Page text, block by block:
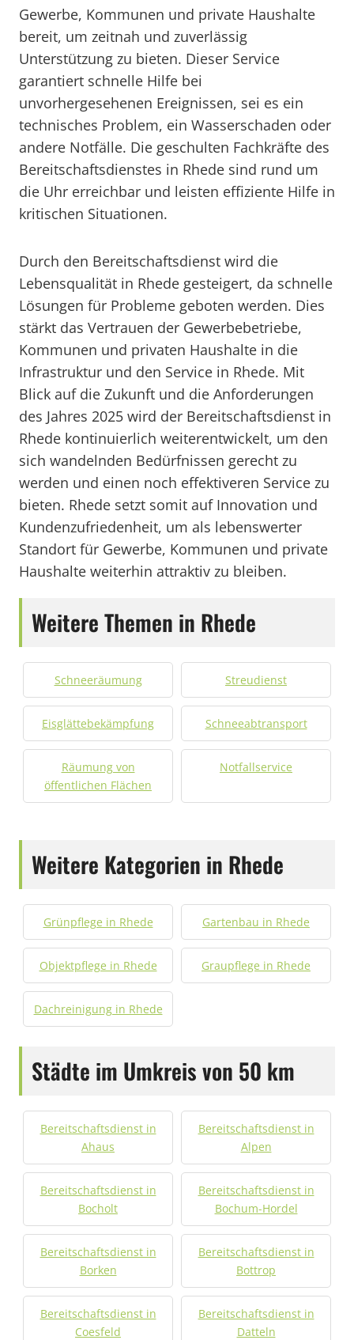
Gewerbe, Kommunen und private Haushalte
bereit, um zeitnah und zuverlässig
Unterstützung zu bieten. Dieser Service
garantiert schnelle Hilfe bei
unvorhergesehenen Ereignissen, sei es ein
technisches Problem, ein Wasserschaden oder
andere Notfälle. Die geschulten Fachkräfte des
Bereitschaftsdienstes in Rhede sind rund um
die Uhr erreichbar und leisten effiziente Hilfe in
kritischen Situationen.
Durch den Bereitschaftsdienst wird die
Lebensqualität in Rhede gesteigert, da schnelle
Lösungen für Probleme geboten werden. Dies
stärkt das Vertrauen der Gewerbebetriebe,
Kommunen und privaten Haushalte in die
Infrastruktur und den Service in Rhede. Mit
Blick auf die Zukunft und die Anforderungen
des Jahres 2025 wird der Bereitschaftsdienst in
Rhede kontinuierlich weiterentwickelt, um den
sich wandelnden Bedürfnissen gerecht zu
werden und einen noch effektiveren Service zu
bieten. Rhede setzt somit auf Innovation und
Kundenzufriedenheit, um als lebenswerter
Standort für Gewerbe, Kommunen und private
Haushalte weiterhin attraktiv zu bleiben.
Weitere Themen in Rhede
Schneeräumung Streudienst
Eisglättebekämpfung Schneeabtransport
Räumung von
öffentlichen Flächen
Notfallservice
Weitere Kategorien in Rhede
Grünpflege in Rhede Gartenbau in Rhede
Objektpflege in Rhede Graupflege in Rhede
Dachreinigung in Rhede
Städte im Umkreis von 50 km
Bereitschaftsdienst in
Ahaus
Bereitschaftsdienst in
Alpen
Bereitschaftsdienst in
Bocholt
Bereitschaftsdienst in
Bochum-Hordel
Bereitschaftsdienst in
Borken
Bereitschaftsdienst in
Bottrop
Bereitschaftsdienst in
Coesfeld
Bereitschaftsdienst in
Datteln